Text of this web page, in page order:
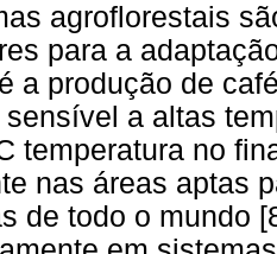
agroflorestais
para a
a produção de
a altas
temperatura no
nas áreas aptas
de todo o mundo